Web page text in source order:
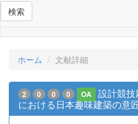
検索
ホーム 文献詳細
2 0 0 0 OA
設計競
における日本趣味建築の意